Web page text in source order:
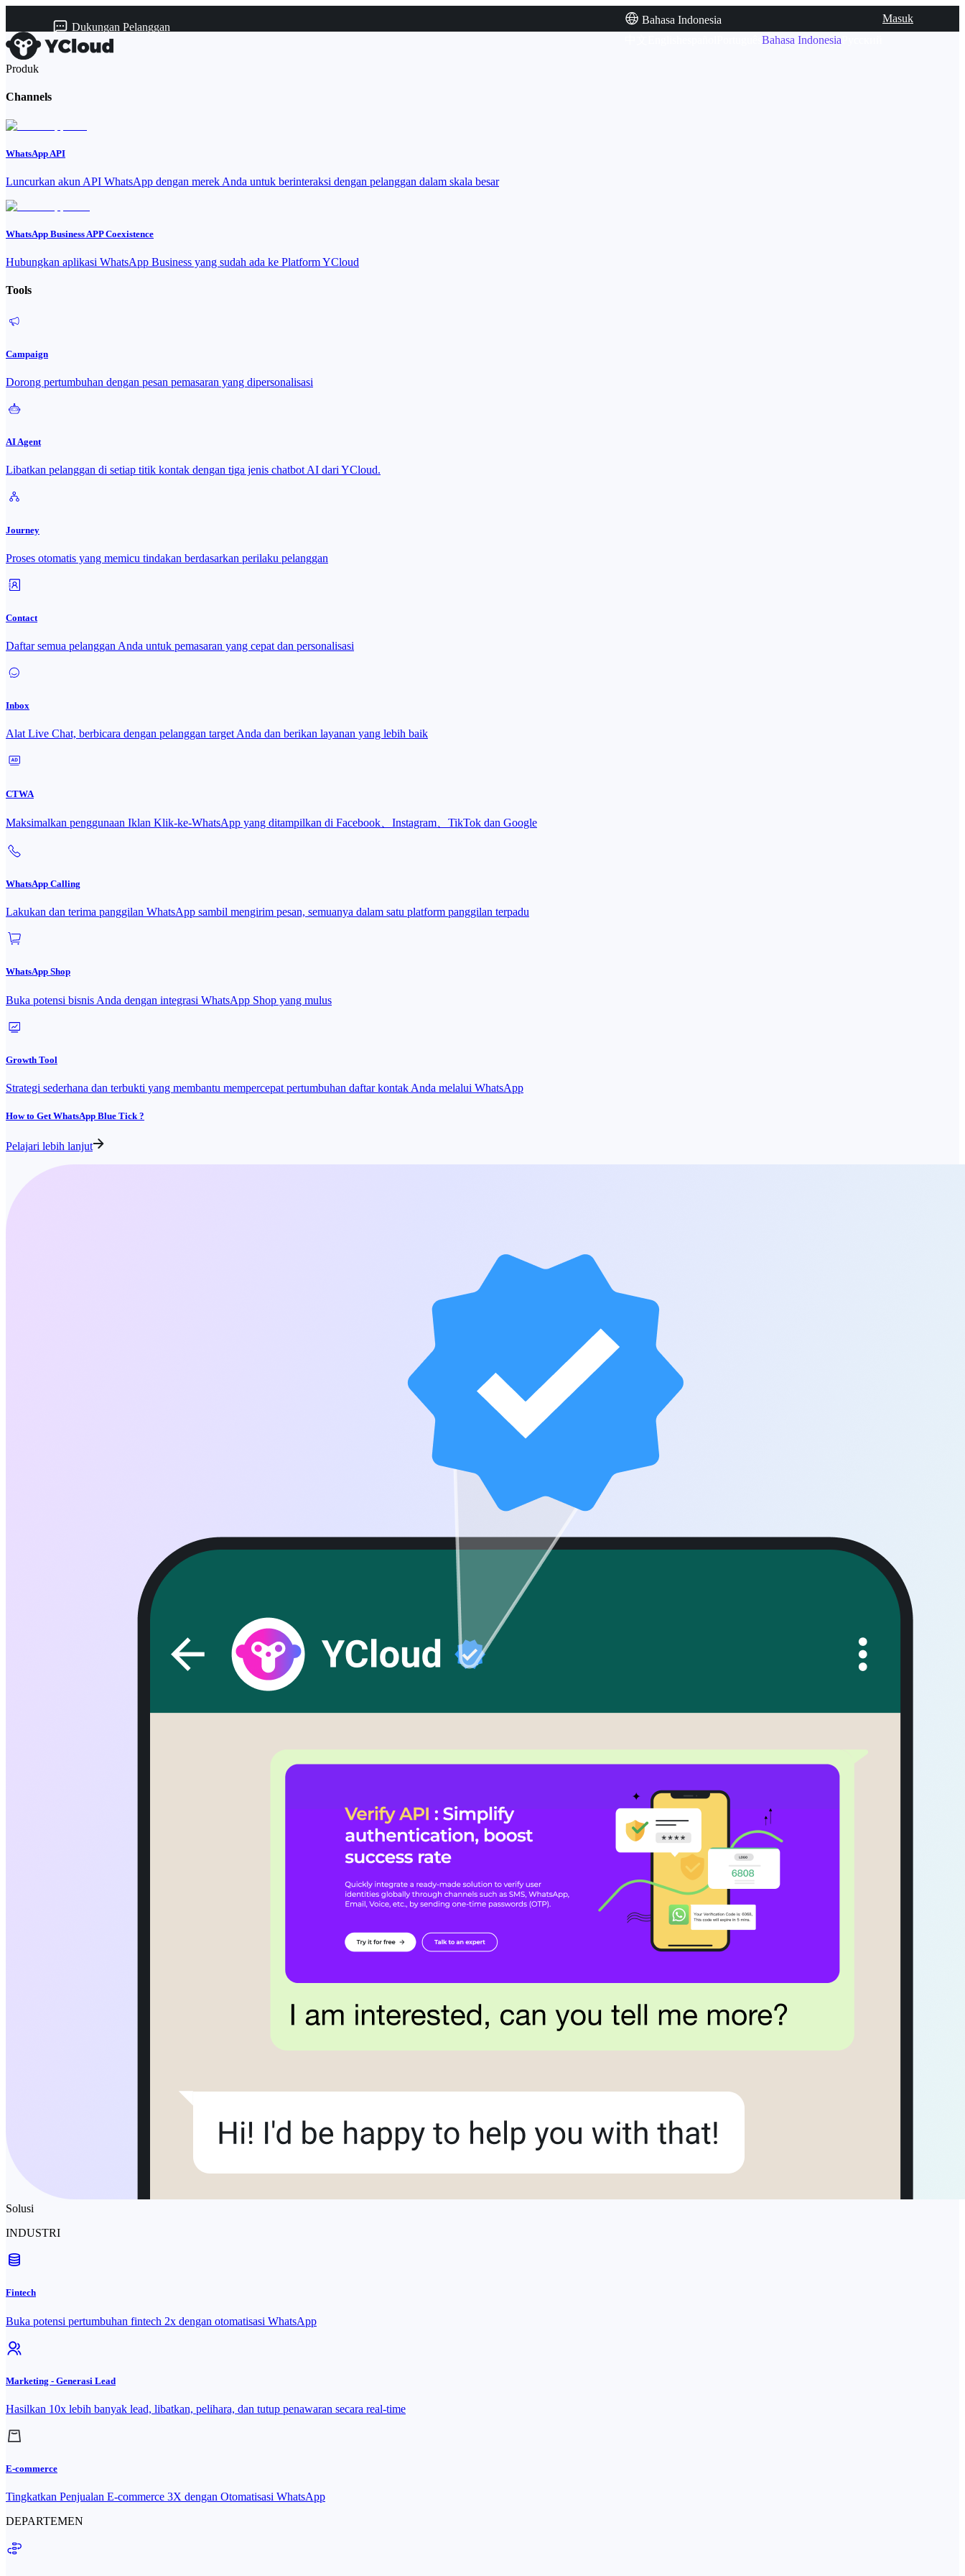
Dukungan Pelanggan
Bahasa Indonesia
Bahasa Indonesia
Masuk
Produk
Channels
WhatsApp API
Luncurkan akun API WhatsApp dengan merek Anda untuk berinteraksi dengan pelanggan dalam skala besar
WhatsApp Business APP Coexistence
Hubungkan aplikasi WhatsApp Business yang sudah ada ke Platform YCloud
Tools
Campaign
Dorong pertumbuhan dengan pesan pemasaran yang dipersonalisasi
AI Agent
Libatkan pelanggan di setiap titik kontak dengan tiga jenis chatbot AI dari YCloud.
Journey
Proses otomatis yang memicu tindakan berdasarkan perilaku pelanggan
Contact
Daftar semua pelanggan Anda untuk pemasaran yang cepat dan personalisasi
Inbox
Alat Live Chat, berbicara dengan pelanggan target Anda dan berikan layanan yang lebih baik
CTWA
Maksimalkan penggunaan Iklan Klik-ke-WhatsApp yang ditampilkan di Facebook、Instagram、TikTok dan Google
WhatsApp Calling
Lakukan dan terima panggilan WhatsApp sambil mengirim pesan, semuanya dalam satu platform panggilan terpadu
WhatsApp Shop
Buka potensi bisnis Anda dengan integrasi WhatsApp Shop yang mulus
Growth Tool
Strategi sederhana dan terbukti yang membantu mempercepat pertumbuhan daftar kontak Anda melalui WhatsApp
How to Get WhatsApp Blue Tick ?
Pelajari lebih lanjut
Solusi
INDUSTRI
Fintech
Buka potensi pertumbuhan fintech 2x dengan otomatisasi WhatsApp
Marketing - Generasi Lead
Hasilkan 10x lebih banyak lead, libatkan, pelihara, dan tutup penawaran secara real-time
E-commerce
Tingkatkan Penjualan E-commerce 3X dengan Otomatisasi WhatsApp
DEPARTEMEN